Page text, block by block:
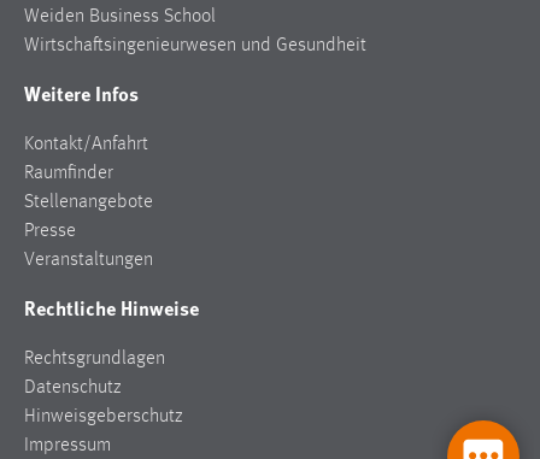
Weiden Business School
Wirtschaftsingenieurwesen und Gesundheit
Weitere Infos
Kontakt/Anfahrt
Raumfinder
Stellenangebote
Presse
Veranstaltungen
Rechtliche Hinweise
Rechtsgrundlagen
Datenschutz
Hinweisgeberschutz
Impressum